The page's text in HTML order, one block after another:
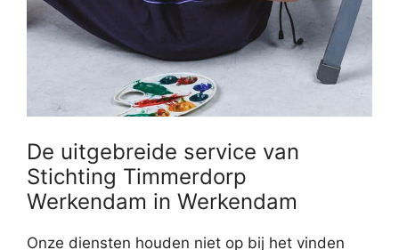
De uitgebreide service van
Stichting Timmerdorp
Werkendam in Werkendam
Onze diensten houden niet op bij het vinden